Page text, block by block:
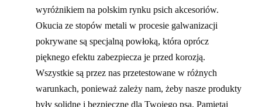
wyróżnikiem na polskim rynku psich akcesoriów.
Okucia ze stopów metali w procesie galwanizacji
pokrywane są specjalną powłoką, która oprócz
pięknego efektu zabezpiecza je przed korozją.
Wszystkie są przez nas przetestowane w różnych
warunkach, ponieważ zależy nam, żeby nasze produkty
były solidne i bezpieczne dla Twojego psa. Pamiętaj